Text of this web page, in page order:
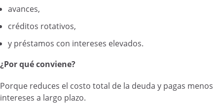
avances,
créditos rotativos,
y préstamos con intereses elevados.
¿Por qué conviene?
Porque reduces el costo total de la deuda y pagas menos
intereses a largo plazo.